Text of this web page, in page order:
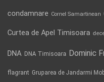
condamnare Cornel Samartinean
Curtea de Apel Timisoara
DNA DNA Timisoara Dominic
flagrant Gruparea de Jandarmi